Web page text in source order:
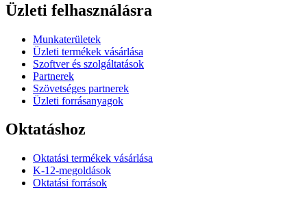
Üzleti felhasználásra
Munkaterületek
Üzleti termékek vásárlása
Szoftver és szolgáltatások
Partnerek
Szövetséges partnerek
Üzleti forrásanyagok
Oktatáshoz
Oktatási termékek vásárlása
K-12-megoldások
Oktatási források